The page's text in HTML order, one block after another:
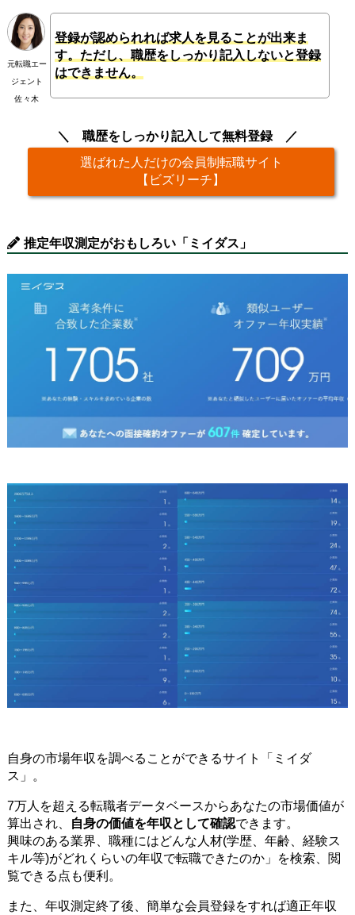
元転職エー
ジェント
佐々木
登録が認められれば求人を見ることが出来ま
す。ただし、職歴をしっかり記入しないと登録
はできません。
職歴をしっかり記入して無料登録
選ばれた人だけの会員制転職サイト
【ビズリーチ】
推定年収測定がおもしろい「ミイダス」
自身の市場年収を調べることができるサイト「ミイダ
ス」。
7万人を超える転職者データベースからあなたの市場価値が
算出され、
自身の価値を年収として確認できます。
興味のある業界、職種にはどんな人材(学歴、年齢、経験ス
キル等)がどれくらいの年収で転職できたのか」を検索、閲
覧できる点も便利。
また、年収測定終了後、簡単な会員登録をすれば適正年収